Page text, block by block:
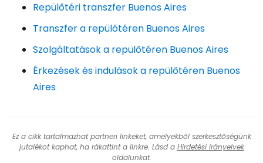
Repülőtéri transzfer Buenos Aires
Transzfer a repülőtéren Buenos Aires
Szolgáltatások a repülőtéren Buenos Aires
Érkezések és indulások a repülőtéren Buenos
Aires
Ez a cikk tartalmazhat partneri linkeket, amelyekből szerkesztőségünk
jutalékot kaphat, ha rákattint a linkre. Lásd a Hirdetési irányelvek
oldalunkat.